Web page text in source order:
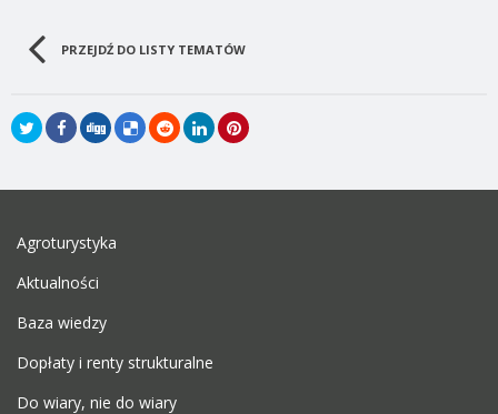
PRZEJDŹ DO LISTY TEMATÓW
Agroturystyka
Aktualności
Baza wiedzy
Dopłaty i renty strukturalne
Do wiary, nie do wiary